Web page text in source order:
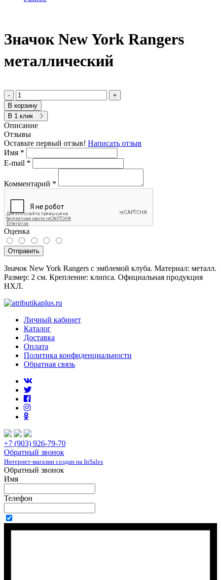
Значок New York Rangers
металлический
-
+
В корзину
В 1 клик
Описание
Отзывы
Оставьте первый отзыв! Написать отзыв
Имя *
E-mail *
Комментарий *
Оценка
Отправить
Значок New York Rangers с эмблемой клуба. Материал: металл.
Размер: 2 см. Крепление: клипса. Официальная продукция
НХЛ.
Личный кабинет
Каталог
Доставка
Оплата
Политика конфиденциальности
Обратная связь
+7 (903) 926-79-70
Обратный звонок
Интернет-магазин создан на InSales
Обратный звонок
Имя
Телефон